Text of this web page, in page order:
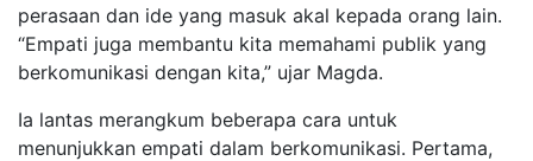
perasaan dan ide yang masuk akal kepada orang lain.
“Empati juga membantu kita memahami publik yang
berkomunikasi dengan kita,” ujar Magda.
Ia lantas merangkum beberapa cara untuk
menunjukkan empati dalam berkomunikasi. Pertama,